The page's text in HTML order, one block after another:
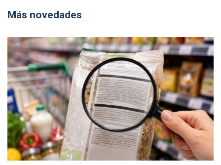
Más novedades